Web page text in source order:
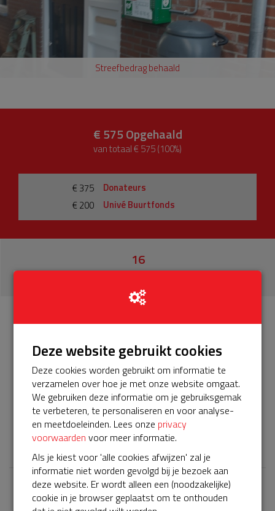
Streefbedrag behaald
€ 575Opgehaald
van totaal € 575 (100%)
€ 375
Donateurs
€ 200
Univé Buurtfonds
16
donaties
Beste bewoners, het servicepakket van onze BuurtAED
verloopt bijna en moet worden verlengd, zodat onze AED
gebruiksklaar blijft. Help je mee? Doneer voor ons
servicepakket!
𝕏
Laatste donaties
Deze website gebruikt cookies
Deze cookies worden gebruikt om informatie te
verzamelen over hoe je met onze website omgaat.
We gebruiken deze informatie om je gebruiksgemak
te verbeteren, te personaliseren en voor analyse-
en meetdoeleinden. Lees onze privacy
voorwaarden voor meer informatie.
Als je kiest voor 'alle cookies afwijzen' zal je
informatie niet worden gevolgd bij je bezoek aan
deze website. Er wordt alleen een (noodzakelijke)
cookie in je browser geplaatst om te onthouden